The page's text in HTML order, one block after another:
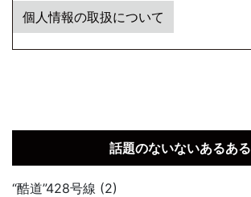
個人情報の取扱について
話題のないないあるある
“酷道”428号線 (2)